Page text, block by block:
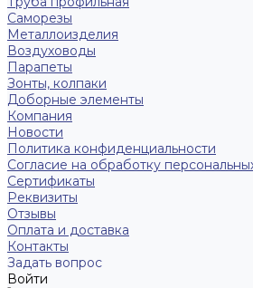
Саморезы
Металлоизделия
Воздуховоды
Парапеты
Зонты, колпаки
Доборные элементы
Компания
Новости
Политика конфиденциальности
Согласие на обработку
Сертификаты
Реквизиты
Отзывы
Оплата и доставка
Контакты
Задать вопрос
Войти